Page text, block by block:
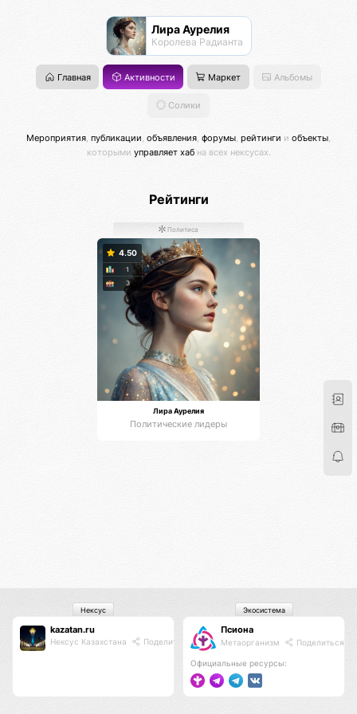
Лира Аурелия
Королева Радианта
Главная Активности Маркет Альбомы
Солики
Мероприятия публикации объявления форумы рейтинги и объекты
которыми управляет хабна всех нексусах.
Рейтинги
Политиса
4.50
3
1
Лира Аурелия
Политические лидеры
kazatan.ru
Нексус Казахстана Поделиться
Нексус
Псиона
Метаорганизм Поделиться
Официальные ресурсы:
Экосистема